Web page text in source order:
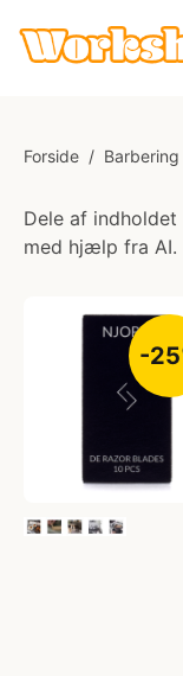
Forside / Barbering
Dele af
med hjælp fra AI.
-